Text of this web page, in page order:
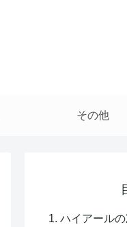
その他
ハイアール